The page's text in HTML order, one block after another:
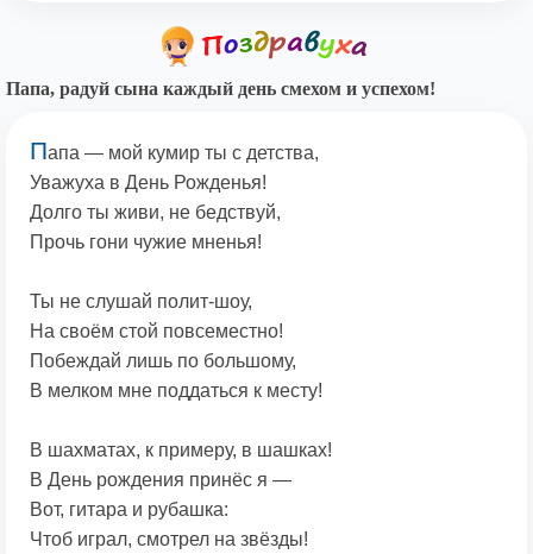
Папа, радуй сына каждый день смехом и успехом!
Папа — мой кумир ты с детства,
Уважуха в День Рожденья!
Долго ты живи, не бедствуй,
Прочь гони чужие мненья!
Ты не слушай полит-шоу,
На своём стой повсеместно!
Побеждай лишь по большому,
В мелком мне поддаться к месту!
В шахматах, к примеру, в шашках!
В День рождения принёс я —
Вот, гитара и рубашка:
Чтоб играл, смотрел на звёзды!